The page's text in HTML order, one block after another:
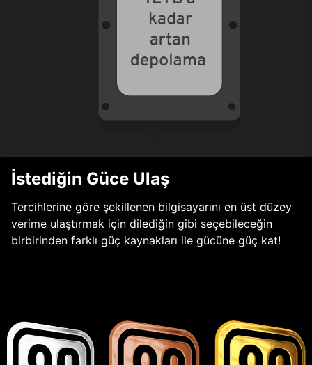
İstediğin Güce Ulaş
Tercihlerine göre şekillenen bilgisayarını en üst düzey
verime ulaştırmak için dilediğin gibi seçebileceğin
birbirinden farklı güç kaynakları ile gücüne güç kat!